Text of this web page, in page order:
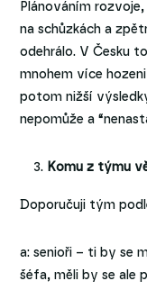
Plánováním
na schůzkách a
odehrálo. V Česku
mnohem více
potom nižší
nepomůže a
Komu z týmu
Doporučuji tým
a: senioři – ti by se
šéfa, měli by se ale